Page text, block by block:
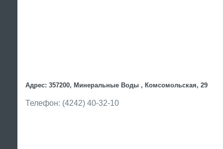
Адрес: 357200, Минеральные Воды , Комсомольская, 29
Телефон: (4242) 40-32-10